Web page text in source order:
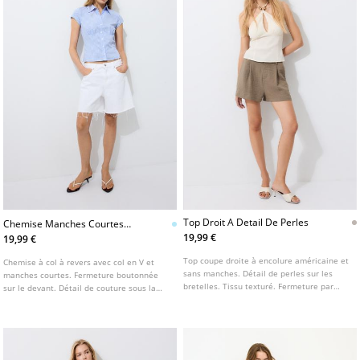
Chemise Manches Courtes
Coupee Sous La Poitrine
19,99 €
Chemise à col à revers avec col en V et
manches courtes. Fermeture boutonnée
sur le devant. Détail de couture sous la
Top Droit A Detail De Perles
19,99 €
Top coupe droite à encolure américaine et
sans manches. Détail de perles sur les
bretelles. Tissu texturé. Fermeture par